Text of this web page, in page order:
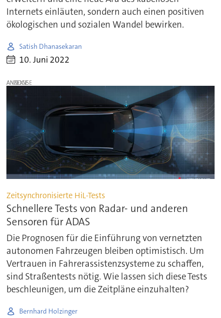
Internets einläuten, sondern auch einen positiven
ökologischen und sozialen Wandel bewirken.
Satish Dhanasekaran
10. Juni 2022
ANZEIGE
Zeitsynchronisierte HiL-Tests
Schnellere Tests von Radar- und anderen
Sensoren für ADAS
Die Prognosen für die Einführung von vernetzten
autonomen Fahrzeugen bleiben optimistisch. Um
Vertrauen in Fahrerassistenzsysteme zu schaffen,
sind Straßentests nötig. Wie lassen sich diese Tests
beschleunigen, um die Zeitpläne einzuhalten?
Bernhard Holzinger